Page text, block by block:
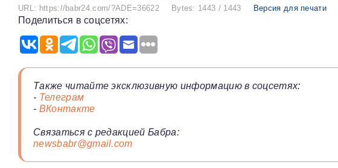
URL: https://babr24.com/?ADE=36622 Bytes: 1443 / 1443 Версия для печати
Поделиться в соцсетях:
Также читайте эксклюзивную информацию в соцсетях:
- Телеграм
- ВКонтакте
Связаться с редакцией Бабра:
newsbabr@gmail.com